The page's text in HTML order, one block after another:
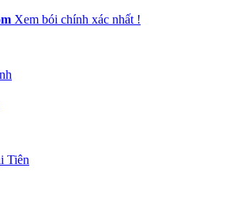
Xem bói chính xác nhất !
Tiên